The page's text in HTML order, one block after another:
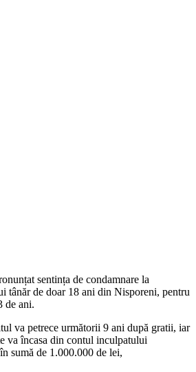
sentința de condamnare la
tânăr de doar 18 ani din Nisporeni, pentru
de ani.
va petrece următorii 9 ani după gratii, iar
va încasa din contul inculpatului
sumă de 1.000.000 de lei,